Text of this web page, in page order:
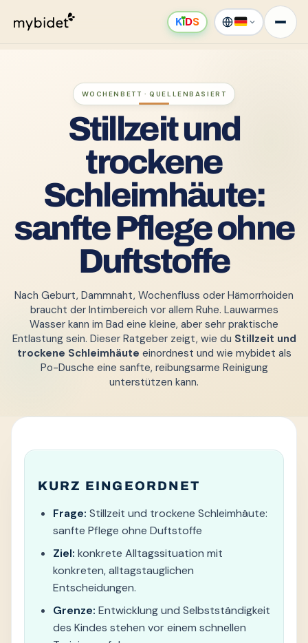
KıDS
WOCHENBETT · QUELLENBASIERT
Stillzeit und
trockene
Schleimhäute:
sanfte Pflege ohne
Duftstoffe
Nach Geburt, Dammnaht, Wochenfluss oder Hämorrhoiden
braucht der Intimbereich vor allem Ruhe. Lauwarmes
Wasser kann im Bad eine kleine, aber sehr praktische
Entlastung sein. Dieser Ratgeber zeigt, wie du Stillzeit und
trockene Schleimhäute einordnest und wie mybidet als
Po-Dusche eine sanfte, reibungsarme Reinigung
unterstützen kann.
KURZ EINGEORDNET
Frage: Stillzeit und trockene Schleimhäute:
sanfte Pflege ohne Duftstoffe
Ziel: konkrete Alltagssituation mit
konkreten, alltagstauglichen
Entscheidungen.
Grenze: Entwicklung und Selbstständigkeit
des Kindes stehen vor einem schnellen